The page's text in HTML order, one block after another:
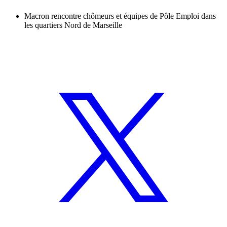
Macron rencontre chômeurs et équipes de Pôle Emploi dans
les quartiers Nord de Marseille